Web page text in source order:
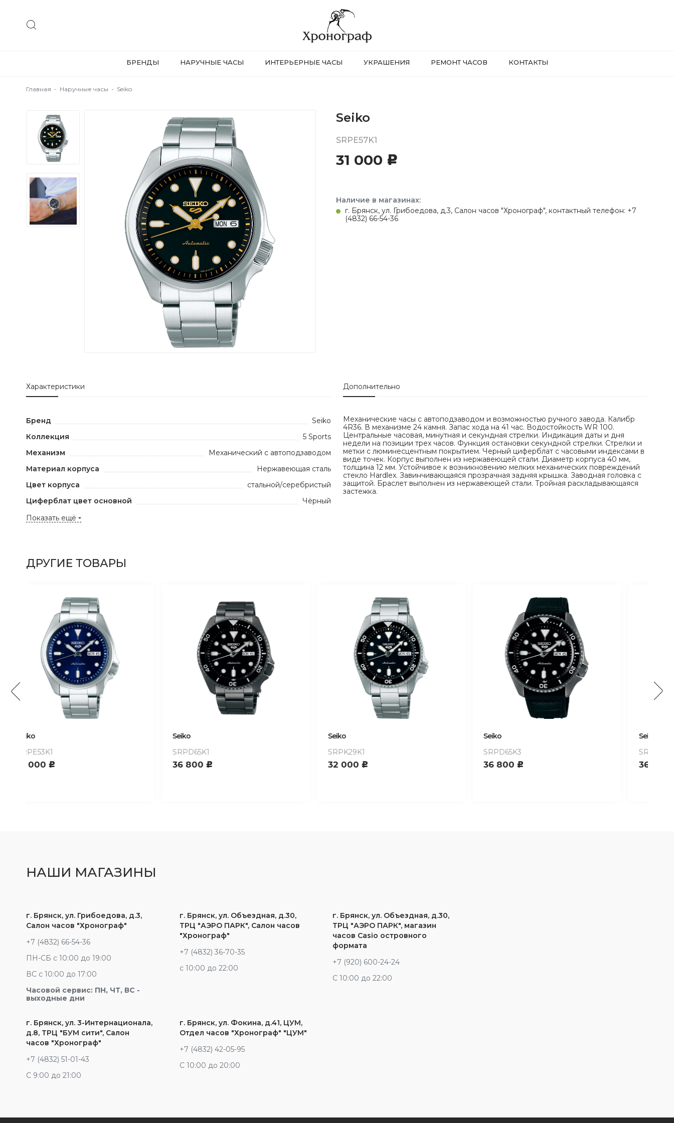
БРЕНДЫ НАРУЧНЫЕ ЧАСЫ ИНТЕРЬЕРНЫЕ ЧАСЫ УКРАШЕНИЯ РЕМОНТ ЧАСОВ КОНТАКТЫ
Главная - Наручные часы - Seiko
Seiko
SRPE57K1
31 000 c
Наличие в магазинах:
г. Брянск, ул. Грибоедова, д.3, Салон часов "Хронограф", контактный телефон: +7
(4832) 66-54-36
Характеристики
Бренд
Seiko
Коллекция
5 Sports
Механизм
Механический с автоподзаводом
Материал корпуса
Нержавеющая сталь
Цвет корпуса
стальной/серебристый
Циферблат цвет основной
Чёрный
Показать ещё
Дополнительно
Механические часы с автоподзаводом и возможностью ручного завода. Калибр
4R36. В механизме 24 камня. Запас хода на 41 час. Водостойкость WR 100.
Центральные часовая, минутная и секундная стрелки. Индикация даты и дня
недели на позиции трех часов. Функция остановки секундной стрелки. Стрелки и
метки с люминесцентным покрытием. Черный циферблат с часовыми индексами в
виде точек. Корпус выполнен из нержавеющей стали. Диаметр корпуса 40 мм,
толщина 12 мм. Устойчивое к возникновению мелких механических повреждений
стекло Hardlex. Завинчивающаяся прозрачная задняя крышка. Заводная головка с
защитой. Браслет выполнен из нержавеющей стали. Тройная раскладывающаяся
застежка.
ДРУГИЕ ТОВАРЫ
SRPD65K1
36 800
SRPK29K1
32 000
SRPD65K3
36 800
SRPD76K1
36 800
НАШИ МАГАЗИНЫ
г. Брянск, ул. Грибоедова, д.3,
Салон часов "Хронограф"
+7 (4832) 66-54-36
ПН-СБ с 10:00 до 19:00
ВС с 10:00 до 17:00
Часовой сервис: ПН, ЧТ, ВС -
выходные дни
г. Брянск, ул. Объездная, д.30,
ТРЦ "АЭРО ПАРК", Салон часов
"Хронограф"
+7 (4832) 36-70-35
c 10:00 до 22:00
г. Брянск, ул. Объездная, д.30,
ТРЦ "АЭРО ПАРК", магазин
часов Casio островного
формата
+7 (920) 600-24-24
С 10:00 до 22:00
г. Брянск, ул. 3-Интернационала,
д.8, ТРЦ "БУМ сити", Салон
часов "Хронограф"
+7 (4832) 51-01-43
С 9:00 до 21:00
г. Брянск, ул. Фокина, д.41, ЦУМ,
Отдел часов "Хронограф" "ЦУМ"
+7 (4832) 42-05-95
С 10:00 до 20:00